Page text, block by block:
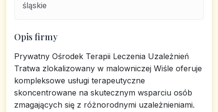
śląskie
Opis firmy
Prywatny Ośrodek Terapii Leczenia Uzależnień
Tratwa zlokalizowany w malowniczej Wiśle oferuje
kompleksowe usługi terapeutyczne
skoncentrowane na skutecznym wsparciu osób
zmagających się z różnorodnymi uzależnieniami.